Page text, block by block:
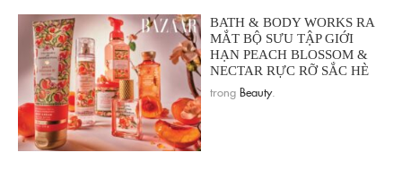
BATH & BODY WORKS RA
MẮT BỘ SƯU TẬP GIỚI
HẠN PEACH BLOSSOM &
NECTAR RỰC RỠ SẮC HÈ
trong Beauty.